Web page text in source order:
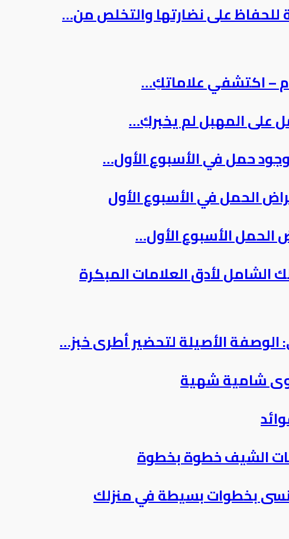
الشامل لأدق العلامات المبكرة
الأصيلة لتحضير أطرى خبز…
شامية شهية
الشيف خطوة بخطوة
بخطوات بسيطة في منزلك